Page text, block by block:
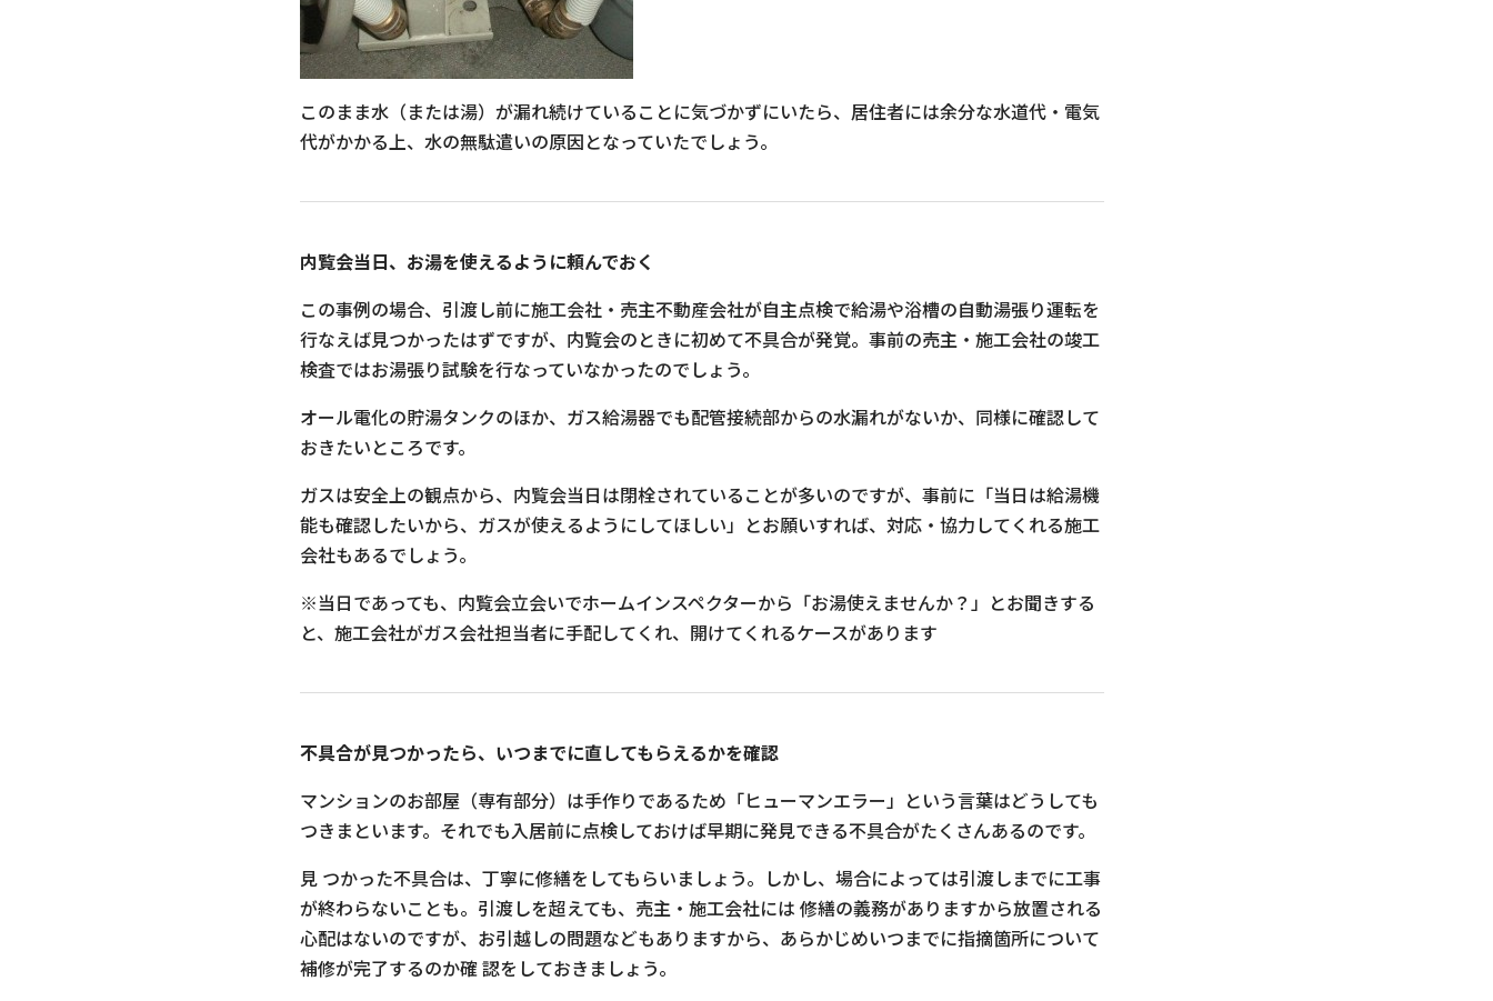
このまま水（または湯）が漏れ続けていることに気づかずにいたら、居住者には余分な水道代・電気
代がかかる上、水の無駄遣いの原因となっていたでしょう。
内覧会当日、お湯を使えるように頼んでおく
この事例の場合、引渡し前に施工会社・売主不動産会社が自主点検で給湯や浴槽の自動湯張り運転を
行なえば見つかったはずですが、内覧会のときに初めて不具合が発覚。事前の売主・施工会社の竣工
検査ではお湯張り試験を行なっていなかったのでしょう。
オール電化の貯湯タンクのほか、ガス給湯器でも配管接続部からの水漏れがないか、同様に確認して
おきたいところです。
ガスは安全上の観点から、内覧会当日は閉栓されていることが多いのですが、事前に「当日は給湯機
能も確認したいから、ガスが使えるようにしてほしい」とお願いすれば、対応・協力してくれる施工
会社もあるでしょう。
※当日であっても、内覧会立会いでホームインスペクターから「お湯使えませんか？」とお聞きする
と、施工会社がガス会社担当者に手配してくれ、開けてくれるケースがあります
不具合が見つかったら、いつまでに直してもらえるかを確認
マンションのお部屋（専有部分）は手作りであるため「ヒューマンエラー」という言葉はどうしても
つきまといます。それでも入居前に点検しておけば早期に発見できる不具合がたくさんあるのです。
見 つかった不具合は、丁寧に修繕をしてもらいましょう。しかし、場合によっては引渡しまでに工事
が終わらないことも。引渡しを超えても、売主・施工会社には 修繕の義務がありますから放置される
心配はないのですが、お引越しの問題などもありますから、あらかじめいつまでに指摘箇所について
補修が完了するのか確 認をしておきましょう。